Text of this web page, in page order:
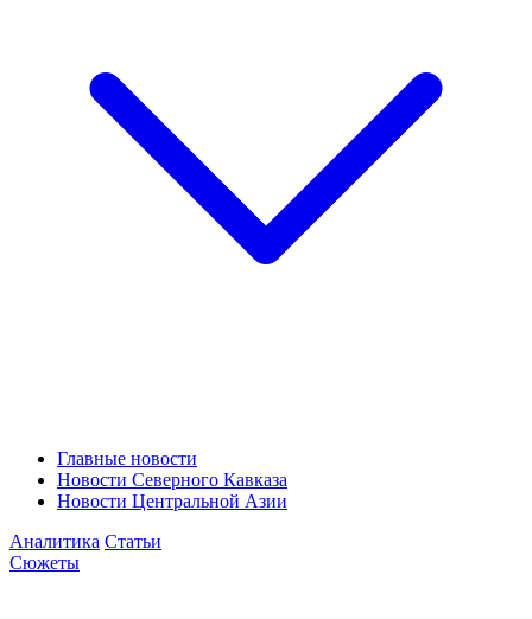
Главные новости
Новости Северного Кавказа
Новости Центральной Азии
Аналитика Статьи
Сюжеты